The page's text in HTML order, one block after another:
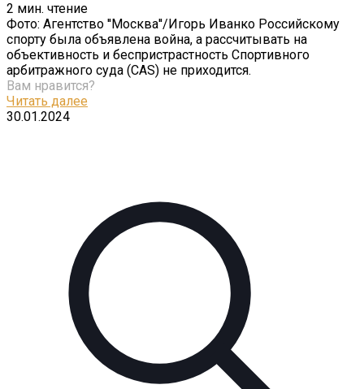
2 мин. чтение
Фото: Агентство ''Москва''/Игорь Иванко Российскому
спорту была объявлена война, а рассчитывать на
объективность и беспристрастность Спортивного
арбитражного суда (CAS) не приходится.
Вам нравится?
Читать далее
30.01.2024